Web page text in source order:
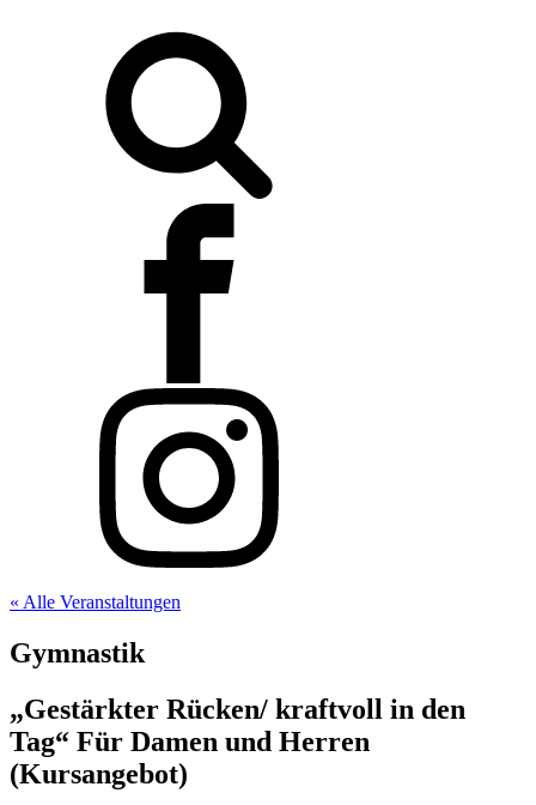
« Alle Veranstaltungen
Gymnastik
„Gestärkter Rücken/ kraftvoll in den
Tag“ Für Damen und Herren
(Kursangebot)